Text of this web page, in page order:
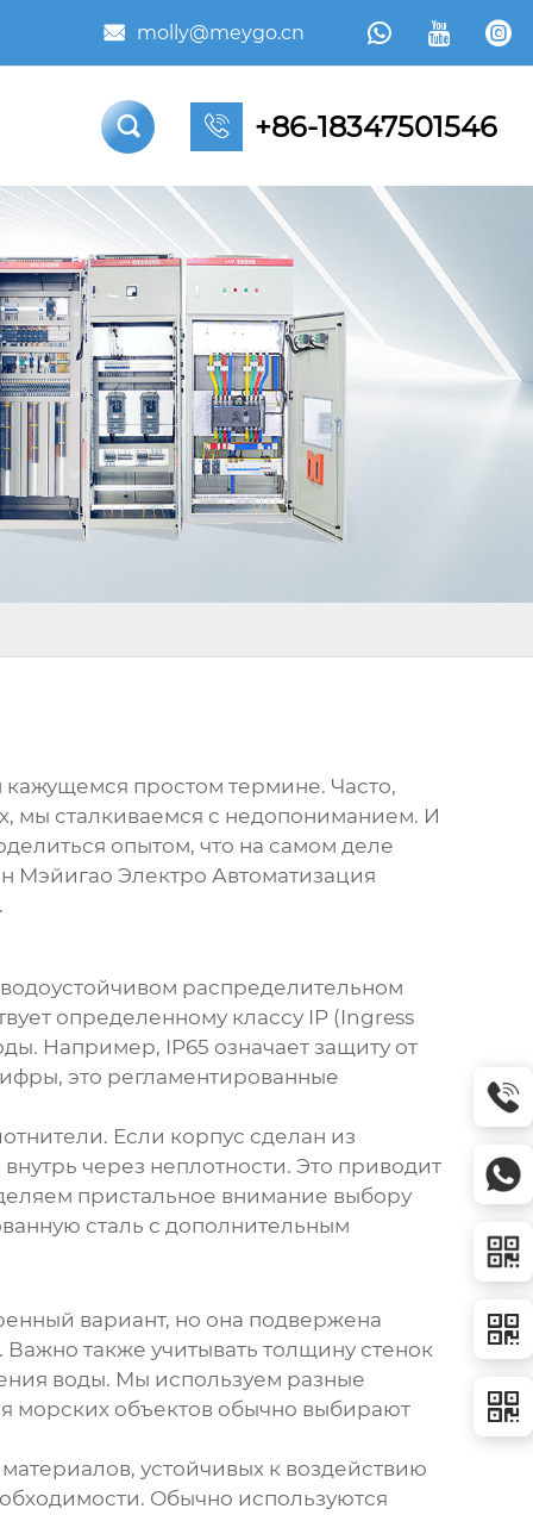
 molly@meygo.cn   
  +86-18347501546
кажущемся простом термине. Часто,
мы сталкиваемся с недопониманием. И
опытом, что на самом деле
Мэйигао Электро Автоматизация
водоустойчивом распределительном
определенному классу IP (Ingress
Например, IP65 означает защиту от
это регламентированные
Если корпус сделан из
через неплотности. Это приводит
пристальное внимание выбору
сталь с дополнительным
вариант, но она подвержена
также учитывать толщину стенок
воды. Мы используем разные
морских объектов обычно выбирают
устойчивых к воздействию
Обычно используются